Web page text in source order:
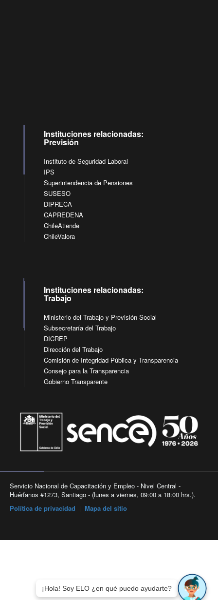
Instituciones relacionadas:
Previsión
Instituto de Seguridad Laboral
IPS
Superintendencia de Pensiones
SUSESO
DIPRECA
CAPREDENA
ChileAtiende
ChileValora
Instituciones relacionadas:
Trabajo
Ministerio del Trabajo y Previsión Social
Subsecretaría del Trabajo
DICREP
Dirección del Trabajo
Comisión de Integridad Pública y Transparencia
Consejo para la Transparencia
Gobierno Transparente
Servicio Nacional de Capacitación y Empleo - Nivel Central -
Huérfanos #1273, Santiago - (lunes a viernes, 09:00 a 18:00 hrs.).
Política de privacidad
Mapa del sitio
¡Hola! Soy ELO ¿en qué puedo ayudarte?